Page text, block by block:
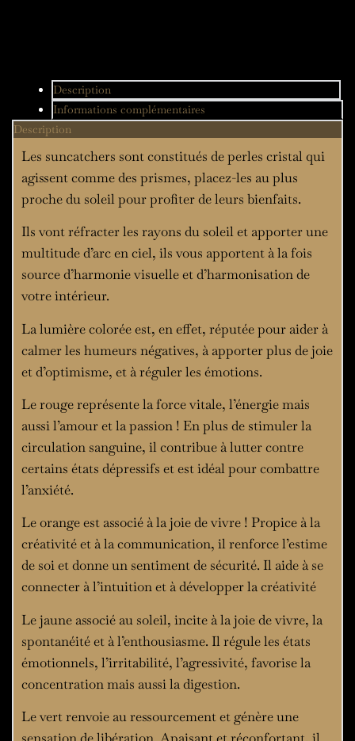
Description
Informations complémentaires
Description
Les suncatchers sont constitués de perles cristal qui
agissent comme des prismes, placez-les au plus
proche du soleil pour profiter de leurs bienfaits.
Ils vont réfracter les rayons du soleil et apporter une
multitude d’arc en ciel, ils vous apportent à la fois
source d’harmonie visuelle et d’harmonisation de
votre intérieur.
La lumière colorée est, en effet, réputée pour aider à
calmer les humeurs négatives, à apporter plus de joie
et d’optimisme, et à réguler les émotions.
Le rouge représente la force vitale, l’énergie mais
aussi l’amour et la passion ! En plus de stimuler la
circulation sanguine, il contribue à lutter contre
certains états dépressifs et est idéal pour combattre
l’anxiété.
Le orange est associé à la joie de vivre ! Propice à la
créativité et à la communication, il renforce l’estime
de soi et donne un sentiment de sécurité. Il aide à se
connecter à l’intuition et à développer la créativité
Le jaune associé au soleil, incite à la joie de vivre, la
spontanéité et à l’enthousiasme. Il régule les états
émotionnels, l’irritabilité, l’agressivité, favorise la
concentration mais aussi la digestion.
Le vert renvoie au ressourcement et génère une